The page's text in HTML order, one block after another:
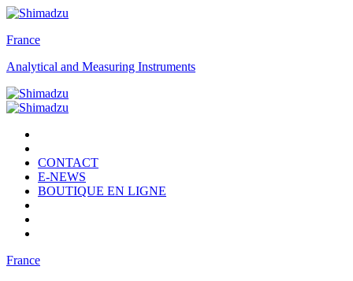
France
Analytical and Measuring Instruments
CONTACT
E-NEWS
BOUTIQUE EN LIGNE
France